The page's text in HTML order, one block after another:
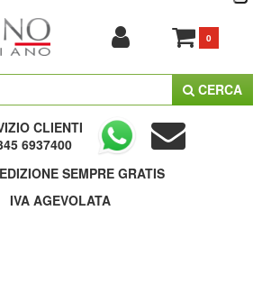
0
CERCA
CLIENTI
6937400
SEMPRE GRATIS
IVA AGEVOLATA